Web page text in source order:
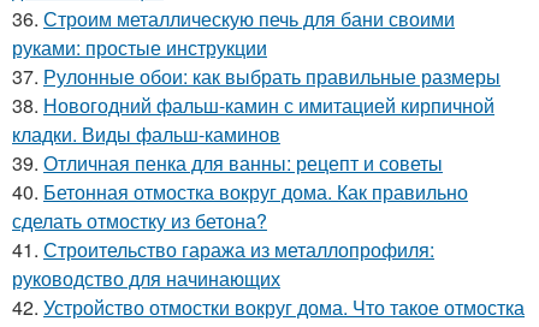
36. Строим металлическую печь для бани своими
руками: простые инструкции
37. Рулонные обои: как выбрать правильные размеры
38. Новогодний фальш-камин с имитацией кирпичной
кладки. Виды фальш-каминов
39. Отличная пенка для ванны: рецепт и советы
40. Бетонная отмостка вокруг дома. Как правильно
сделать отмостку из бетона?
41. Строительство гаража из металлопрофиля:
руководство для начинающих
42. Устройство отмостки вокруг дома. Что такое отмостка